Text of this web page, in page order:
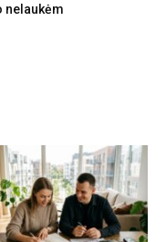
nelaukėm